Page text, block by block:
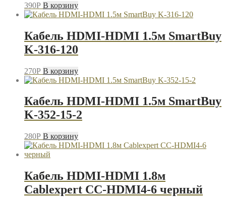
390P В корзину
Кабель HDMI-HDMI 1.5м SmartBuy
K-316-120
270P В корзину
Кабель HDMI-HDMI 1.5м SmartBuy
K-352-15-2
280P В корзину
Кабель HDMI-HDMI 1.8м
Cablexpert CC-HDMI4-6 черный